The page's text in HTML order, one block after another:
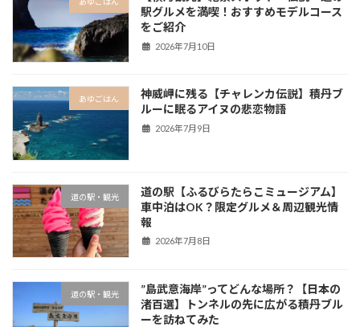
駅グルメを満喫！おすすめモデルコース
をご紹介
2026年7月10日
あゆごはん
神威岬に残る【チャレンカ伝説】積丹ブ
ルーに眠るアイヌの悲恋物語
2026年7月9日
道の駅・観光
道の駅【ふるびらたらこミュージアム】
車中泊はOK？限定グルメ＆周辺観光情
報
2026年7月8日
道の駅・観光
”島武意海岸”ってどんな場所？【日本の
渚百選】トンネルの先に広がる積丹ブル
ーを訪ねてみた